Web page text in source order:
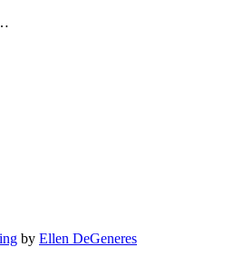
by Ellen DeGeneres